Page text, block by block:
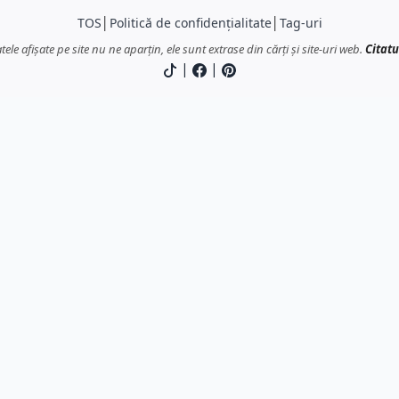
TOS Politică de confidențialitate│ Tag-uri
afișate pe site nu ne aparțin, ele sunt extrase din cărți și site-uri web.
| |